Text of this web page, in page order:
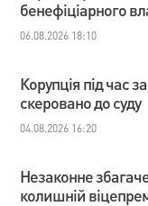
бенефіціарного
06.08.2026 18:10
Корупція під час
скеровано до суду
04.08.2026 16:20
Незаконне
колишній